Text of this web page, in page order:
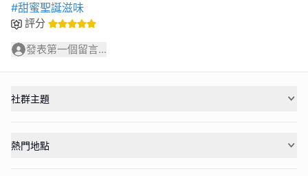
#甜蜜聖誕滋味
評分
發表第一個留言...
社群主題
熱門地點